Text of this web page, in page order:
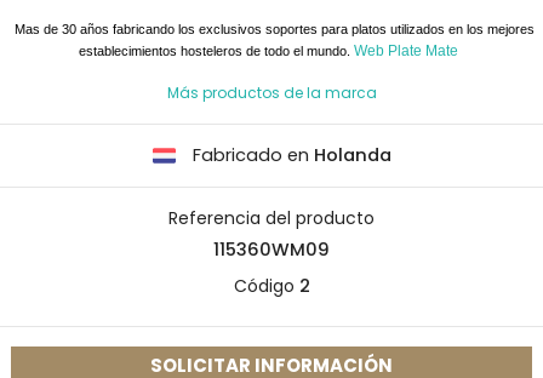
Mas de 30 años fabricando los exclusivos soportes para platos utilizados en los mejores
establecimientos hosteleros de todo el mundo. Web Plate Mate
Más productos de la marca
Fabricado en Holanda
Referencia del producto
115360WM09
Código 2
SOLICITAR INFORMACIÓN